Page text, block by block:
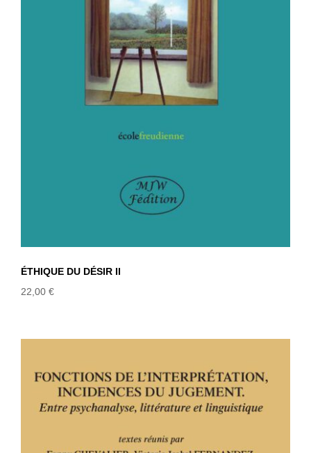
ÉTHIQUE DU DÉSIR II
ÉTHIQUE DU DÉSIR II
22,00 €